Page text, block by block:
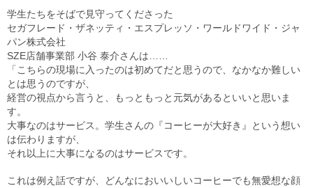
学生たちをそばで見守ってくださった
セガフレード・ザネッティ・エスプレッソ・ワールドワイド・ジャ
パン株式会社
SZE店舗事業部 小谷 泰介さんは……
「こちらの現場に入ったのは初めてだと思うので、なかなか難しい
とは思うのですが、
経営の視点から言うと、もっともっと元気があるといいと思いま
す。
大事なのはサービス。学生さんの『コーヒーが大好き』という想い
は伝わりますが、
それ以上に大事になるのはサービスです。
これは例え話ですが、どんなにおいいしいコーヒーでも無愛想な顔